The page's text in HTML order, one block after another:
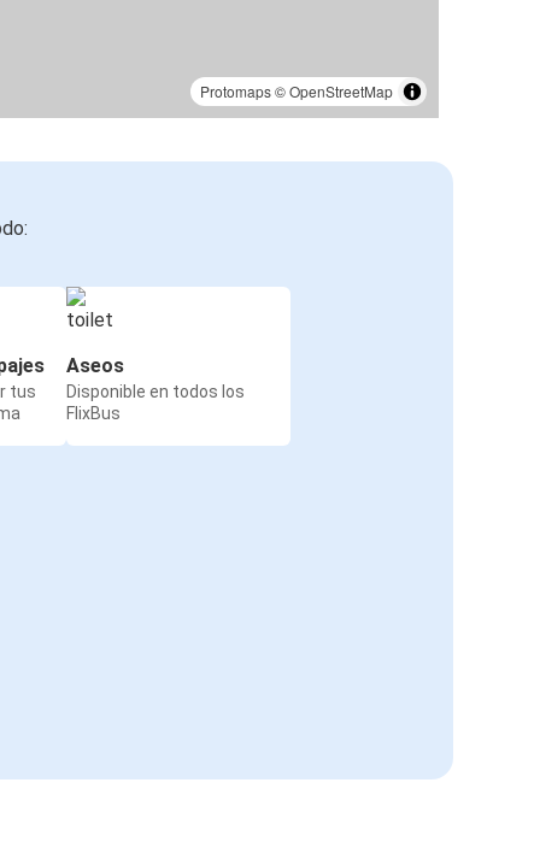
Protomaps©OpenStreetMap
tus
Aseos
Disponible en todos los
FlixBus